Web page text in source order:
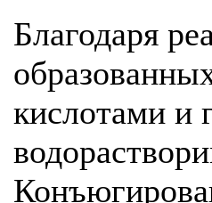
Благодаря
кислотами и